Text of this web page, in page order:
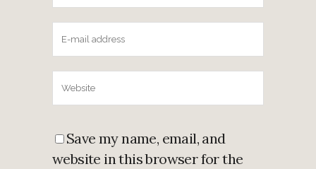
Save my name, email, and
website in this browser for the